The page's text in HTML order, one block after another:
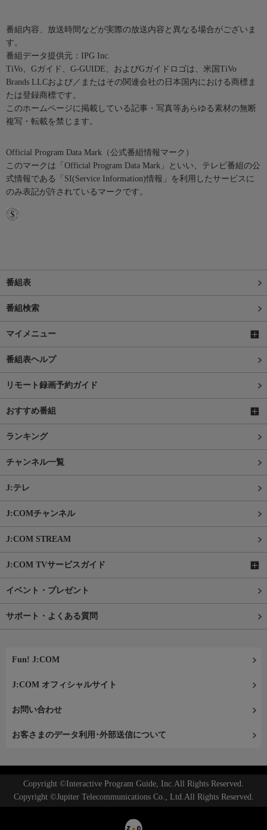
番組内容、放送時間などが実際の放送内容と異なる場合がございま
す。
番組データ提供元：IPG Inc.
TiVo、Gガイド、G-GUIDE、およびGガイドロゴは、米国TiVo
Brands LLCおよび／またはその関連会社の日本国内における商標ま
たは登録商標です。
このホームページに掲載している記事・写真等あらゆる素材の無断
複写・転載を禁じます。
Official Program Data Mark（公式番組情報マーク）
このマークは「Official Program Data Mark」といい、テレビ番組の公
式情報である「SI(Service Information)情報」を利用したサービスに
のみ表記が許されているマークです。
番組表
番組検索
マイメニュー
番組表ヘルプ
リモート録画予約ガイド
おすすめ番組
ランキング
チャンネル一覧
J:テレ
J:COMチャンネル
J:COM STREAM
J:COM TVサービスガイド
イベント・プレゼント
サポート・よくある質問
Fun! J:COM
J:COM オフィシャルサイト
お問い合わせ
お客さまのデータ利用･外部送信について
Copyright ©Interactive Program Guide, Inc.All Rights Reserved.
Copyright ©Jupiter Telecommunications Co., Ltd.All Rights Reserved.